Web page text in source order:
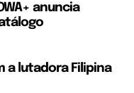
anuncia
a lutadora Filipina